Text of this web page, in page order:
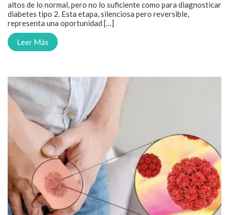
altos de lo normal, pero no lo suficiente como para diagnosticar
diabetes tipo 2. Esta etapa, silenciosa pero reversible,
representa una oportunidad […]
Leer Más